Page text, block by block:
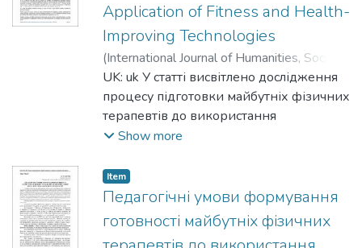
Application of Fitness and Health-
Improving Technologies
(International Journal of Humanities, Social
Sciences and Education,2018)Бурка,
Олена Миколаївна;Burka, Olena M.;
Бурка, Елена Николаевна;Мазін, Василь
Миколайович
UK: uk У статті висвітлено дослідження
процесу підготовки майбутніх фізичних
терапевтів до використання
фізкультурно-оздоровчих технологій.
аналізу наукових та науково-
методичних джерел з обраного
питання. Визначено та обґрунтовано
модель процесу підготовки, етапи
Show more
Item
Педагогічні умови формування
готовності майбутніх фізичних